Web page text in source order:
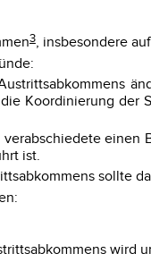
3, insbesondere
Koordinierung der
ist.
sollte
wird